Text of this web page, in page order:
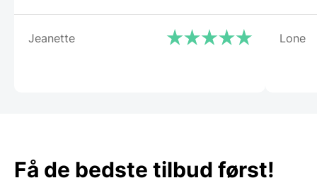
Jeanette Lone
Få de bedste tilbud først!